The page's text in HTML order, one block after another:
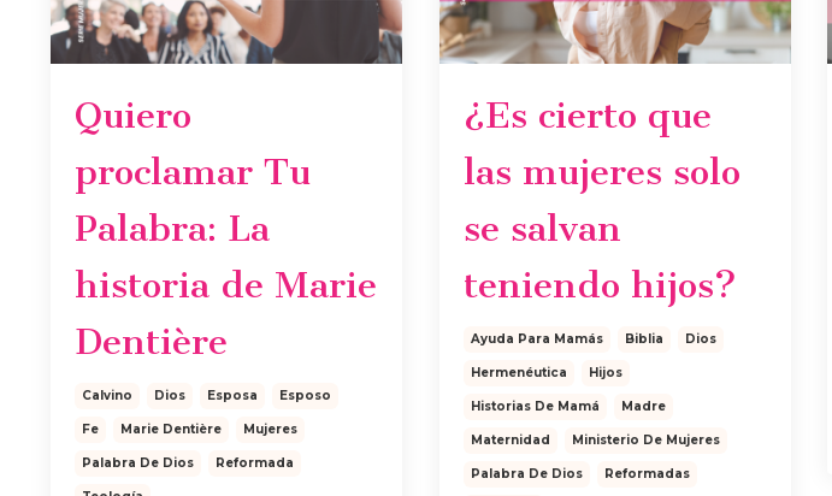
Quiero
proclamar Tu
Palabra: La
historia de Marie
Dentière
Calvino Dios Esposa Esposo
Fe Marie Dentière Mujeres
Palabra De Dios Reformada
¿Es cierto que
las mujeres solo
se salvan
teniendo hijos?
Ayuda Para Mamás Biblia Dios
Hermenéutica Hijos
Historias De Mamá Madre
Maternidad Ministerio De Mujeres
Palabra De Dios Reformadas